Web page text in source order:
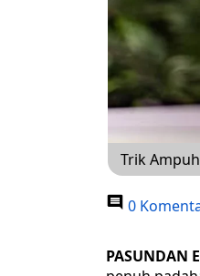
Trik
0
PASUNDAN